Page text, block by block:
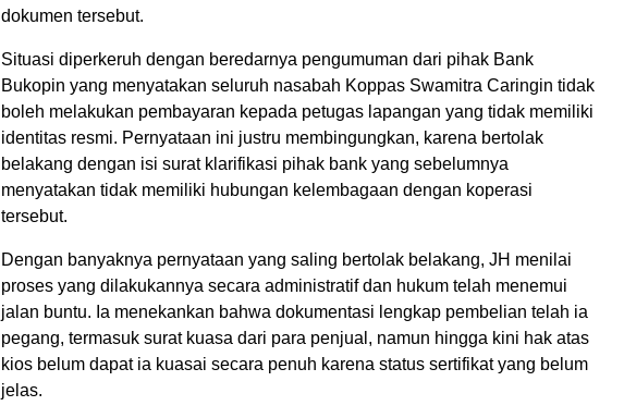
dokumen tersebut.
Situasi diperkeruh dengan beredarnya pengumuman dari pihak Bank
Bukopin yang menyatakan seluruh nasabah Koppas Swamitra Caringin tidak
boleh melakukan pembayaran kepada petugas lapangan yang tidak memiliki
identitas resmi. Pernyataan ini justru membingungkan, karena bertolak
belakang dengan isi surat klarifikasi pihak bank yang sebelumnya
menyatakan tidak memiliki hubungan kelembagaan dengan koperasi
tersebut.
Dengan banyaknya pernyataan yang saling bertolak belakang, JH menilai
proses yang dilakukannya secara administratif dan hukum telah menemui
jalan buntu. Ia menekankan bahwa dokumentasi lengkap pembelian telah ia
pegang, termasuk surat kuasa dari para penjual, namun hingga kini hak atas
kios belum dapat ia kuasai secara penuh karena status sertifikat yang belum
jelas.